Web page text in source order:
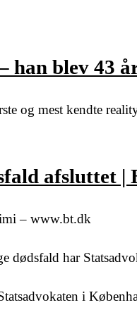
han blev 43
og mest kendte
afsluttet
– www.bt.dk
har
i